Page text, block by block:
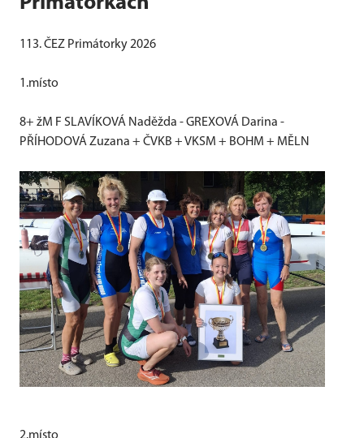
113. ČEZ Primátorky 2026
1.místo
8+ žM F SLAVÍKOVÁ Naděžda - GREXOVÁ Darina -
PŘÍHODOVÁ Zuzana + ČVKB + VKSM + BOHM + MĚLN